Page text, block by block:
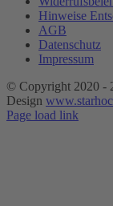
Hinweise
AGB
Datenschutz
Impressum
© Copyright 2020 -
Design
Page load link